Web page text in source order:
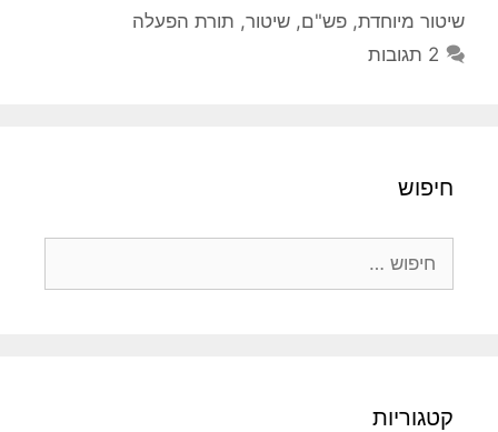
שיטור מיוחדת, פש"ם, שיטור, תורת הפעלה
2 תגובות
חיפוש
קטגוריות